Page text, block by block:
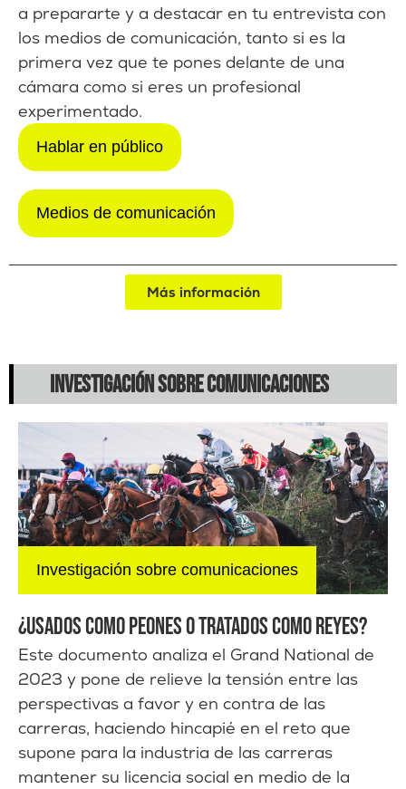
a prepararte y a destacar en tu entrevista con
los medios de comunicación, tanto si es la
primera vez que te pones delante de una
cámara como si eres un profesional
experimentado.
Hablar en público
Medios de comunicación
Más información
INVESTIGACIÓN SOBRE COMUNICACIONES
Investigación sobre comunicaciones
¿USADOS COMO PEONES O TRATADOS COMO REYES?
Este documento analiza el Grand National de
2023 y pone de relieve la tensión entre las
perspectivas a favor y en contra de las
carreras, haciendo hincapié en el reto que
supone para la industria de las carreras
mantener su licencia social en medio de la